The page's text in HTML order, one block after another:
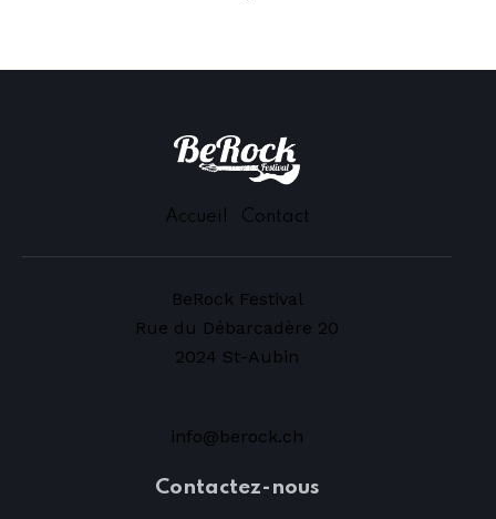
Accueil Contact
BeRock Festival
Rue du Débarcadère 20
2024 St-Aubin
info@berock.ch
Contactez-nous